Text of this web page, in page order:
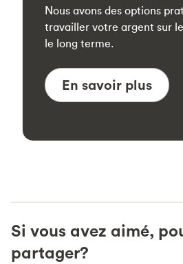
Nous avons des options
travailler votre argent sur
le long terme.
En savoir plus
Si vous avez aimé,
partager?